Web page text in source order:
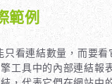
範例
只看連結數量，而要
工具中的內部連結